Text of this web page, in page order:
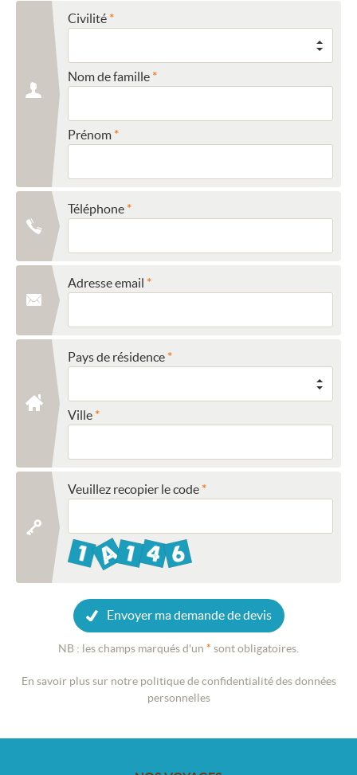
Civilité
Nom de famille
Prénom
Téléphone
Adresse email
Pays de résidence
Ville
Veuillez recopier le code
Envoyer ma demande de devis
NB : les champs marqués d'un * sont obligatoires.
En savoir plus sur notre politique de confidentialité des données
personnelles